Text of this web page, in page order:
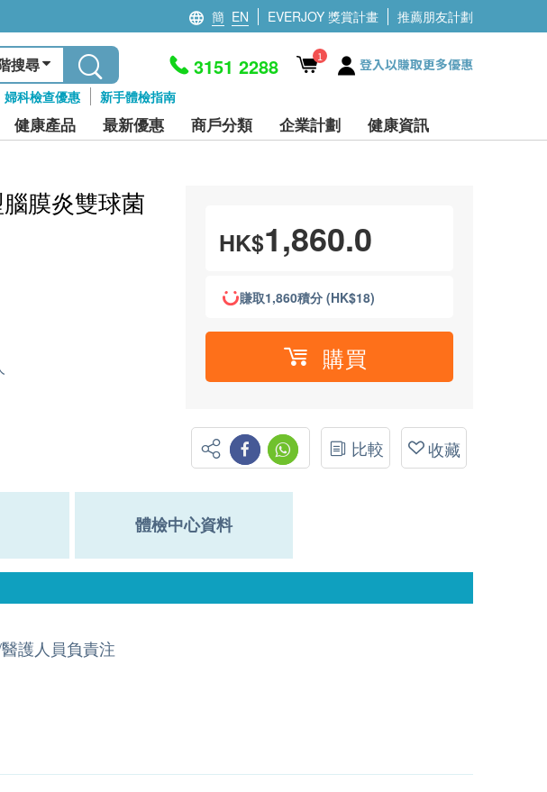
簡 EN EVERJOY 獎賞計畫 推薦朋友計劃
搜尋
婦科檢查優惠 新手體檢指南
3151 2288 1 登入以賺取更多優惠
健康產品 最新優惠 商戶分類 企業計劃 健康資訊
膜炎雙球菌
HK$1,860.0
賺取1,860積分 (HK$18)
購買
比較 收藏
體檢中心資料
護人員負責注